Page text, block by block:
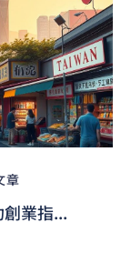
章
業指...